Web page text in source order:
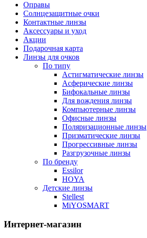
Оправы
Солнцезащитные очки
Контактные линзы
Аксессуары и уход
Акции
Подарочная карта
Линзы для очков
По типу
Астигматические линзы
Асферические линзы
Бифокальные линзы
Для вождения линзы
Компьютерные линзы
Офисные линзы
Поляризационные линзы
Призматические линзы
Прогрессивные линзы
Разгрузочные линзы
По бренду
Essilor
HOYA
Детские линзы
Stellest
MiYOSMART
Интернет-магазин